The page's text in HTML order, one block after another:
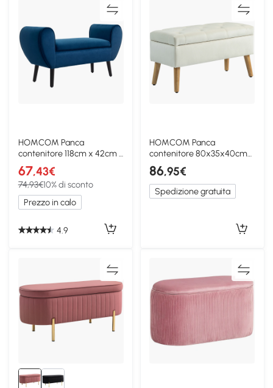
HOMCOM Panca
contenitore 118cm x 42cm x
66cm Blu
67,43€
74,93€10% di sconto
Prezzo in calo
4.9
HOMCOM Panca
contenitore 80x35x40cm
Crema
86,95€
Spedizione gratuita